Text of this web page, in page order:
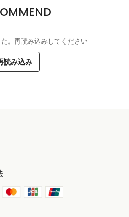
。再読み込みしてください
読み込み